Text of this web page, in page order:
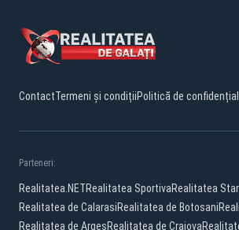
ContactTermeni și condițiiPolitică de
Parteneri:
Realitatea.NETRealitatea SportivaRealitatea Star
Realitatea de CalarasiRealitatea de Botosani
Realitatea de ArgesRealitatea de Craiova